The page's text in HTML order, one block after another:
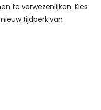
te verwezenlijken. Kies
nieuw tijdperk van